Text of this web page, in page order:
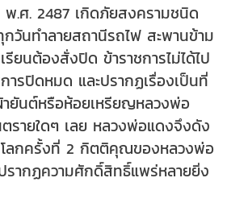
พ.ศ. 2487 เกิดภัยสงครามชนิด
กวันทำลายสถานีรถไฟ สะพานข้าม
รียนต้องสั่งปิด ข้าราชการไม่ได้ไป
ารปิดหมด และปรากฏเรื่องเป็นที่
ยันต์หรือห้อยเหรียญหลวงพ่อ
รายใดๆ เลย หลวงพ่อแดงจึงดัง
ลกครั้งที่ 2 กิตติคุณของหลวงพ่อ
รากฏความศักดิ์สิทธิ์แพร่หลายยิ่ง